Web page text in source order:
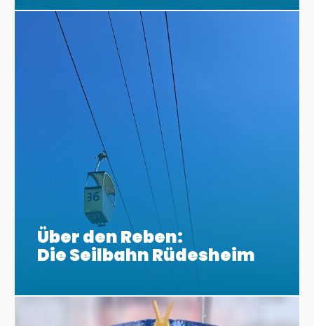
Über den Reben:
Die Seilbahn Rüdesheim